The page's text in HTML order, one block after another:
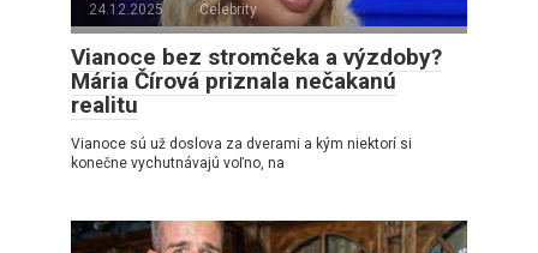
24.12.2025 Celebrity
Vianoce bez stromčeka a výzdoby?
Mária Čírová priznala nečakanú
realitu
Vianoce sú už doslova za dverami a kým niektorí si
konečne vychutnávajú voľno, na